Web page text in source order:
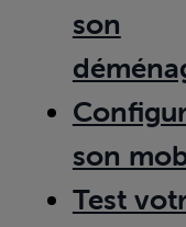
son
son
Test